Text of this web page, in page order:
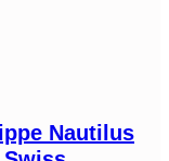
Nautilus